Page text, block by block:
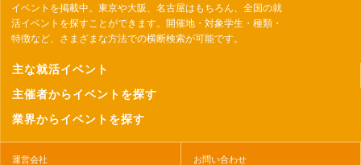
イベントを掲載中。東京や大阪、名古屋はもちろん、全国の就
活イベントを探すことができます。開催地・対象学生・種類・
特徴など、さまざまな方法での横断検索が可能です。
主な就活イベント
主催者からイベントを探す
業界からイベントを探す
運営会社 お問い合わせ